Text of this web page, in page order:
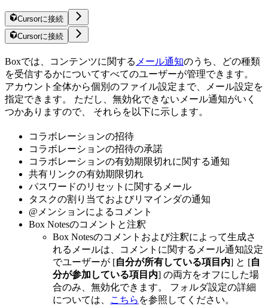
Cursorに接続
Cursorに接続
Boxでは、コンテンツに関する メール通知のうち、どの種類
を受信するかについてすべてのユーザーが管理できます。
アカウント全体から個別のファイル設定まで、メール設定を
指定できます。 ただし、無効化できないメール通知がいく
つかありますので、 それらを以下に示します。
コラボレーションの招待
コラボレーションの招待の承諾
コラボレーションの有効期限切れに関する通知
共有リンクの有効期限切れ
パスワードのリセットに関するメール
タスクの割り当ておよびリマインダの通知
@メンションによるコメント
Box Notesのコメントと注釈
Box Notesのコメントおよび注釈によって生成さ
れるメールは、コメントに関するメール通知設定
でユーザーが [自分が所有している項目内] と [自
分が参加している項目内] の両方をオフにした場
合のみ、無効化できます。 フォルダ設定の詳細
については、
こちら を参照してください。